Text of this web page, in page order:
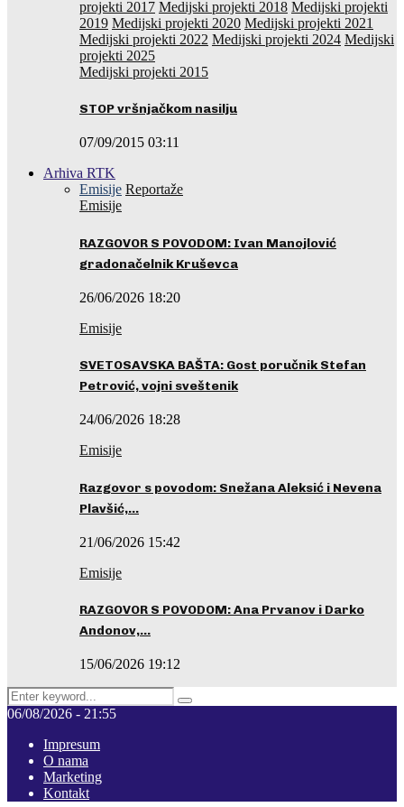
projekti 2017 Medijski projekti 2018 Medijski projekti
2019 Medijski projekti 2020 Medijski projekti 2021
Medijski projekti 2022 Medijski projekti 2024 Medijski
projekti 2025
Medijski projekti 2015
STOP vršnjačkom nasilju
07/09/2015 03:11
Arhiva RTK
Emisije Reportaže
Emisije
RAZGOVOR S POVODOM: Ivan Manojlović
gradonačelnik Kruševca
26/06/2026 18:20
Emisije
SVETOSAVSKA BAŠTA: Gost poručnik Stefan
Petrović, vojni sveštenik
24/06/2026 18:28
Emisije
Razgovor s povodom: Snežana Aleksić i Nevena
Plavšić,…
21/06/2026 15:42
Emisije
RAZGOVOR S POVODOM: Ana Prvanov i Darko
Andonov,…
15/06/2026 19:12
Search
for:
Pretraga
06/08/2026 - 21:55
Impresum
O nama
Marketing
Kontakt